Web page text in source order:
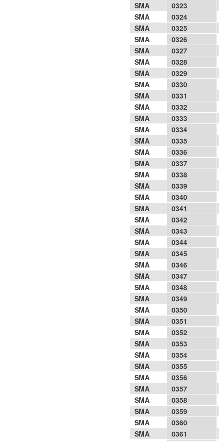
SMA
0323
SMA
0324
SMA
0325
SMA
0326
SMA
0327
SMA
0328
SMA
0329
SMA
0330
SMA
0331
SMA
0332
SMA
0333
SMA
0334
SMA
0335
SMA
0336
SMA
0337
SMA
0338
SMA
0339
SMA
0340
SMA
0341
SMA
0342
SMA
0343
SMA
0344
SMA
0345
SMA
0346
SMA
0347
SMA
0348
SMA
0349
SMA
0350
SMA
0351
SMA
0352
SMA
0353
SMA
0354
SMA
0355
SMA
0356
SMA
0357
SMA
0358
SMA
0359
SMA
0360
SMA
0361